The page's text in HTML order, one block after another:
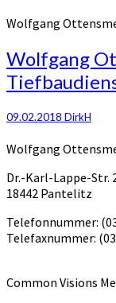
Wolfgang
Wolfgang
09.02.2018 DirkH
Wolfgang
Dr.-Karl-Lappe-Str.
18442 Pantelitz
Telefonnummer:
Telefaxnummer:
Common Visions